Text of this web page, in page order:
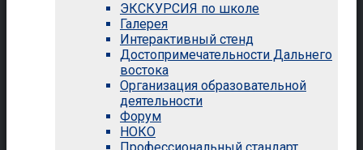
ЭКСКУРСИЯ по школе
Галерея
Интерактивный стенд
Достопримечательности Дальнего
востока
Организация образовательной
деятельности
Форум
НОКО